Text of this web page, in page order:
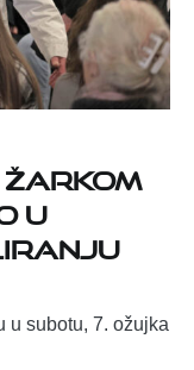
ŽARKOM
U
u subotu, 7. ožujka